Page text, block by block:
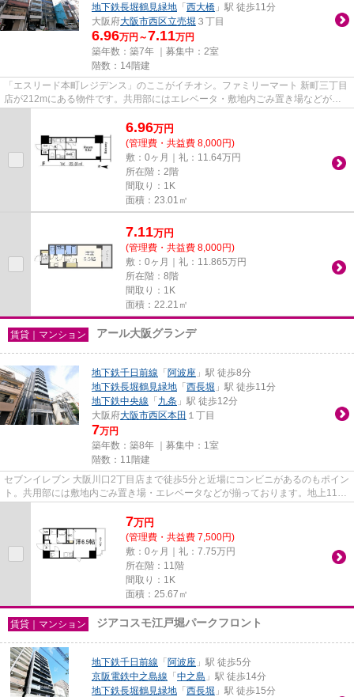
地下鉄長堀鶴見緑地 「 西大橋 」駅 徒歩11分
大阪府大阪市西区立売堀 ３丁目
6.96万円～7.11万円
築年数：築7年 ｜募集中： 2室
階数：14階建
「エスリード本町レジデンス」のここがイチオシ。ファミリーマート 新町三丁目
店が212mにある物件です。共用部にはエレベータ・敷地内ごみ置き場などが揃
6.96万円
(管理費・共益費 8,000円)
敷：0ヶ月｜礼：11.64万円
所在階：2階
間取り：1K
面積：23.01㎡
7.11万円
(管理費・共益費 8,000円)
敷：0ヶ月｜礼：11.865万円
所在階：8階
間取り：1K
面積：22.21㎡
賃貸｜マンション アール大阪グランデ
地下鉄千日前線 「 阿波座 」駅 徒歩8分
地下鉄長堀鶴見緑地 「 西長堀 」駅 徒歩11分
地下鉄中央線 「 九条 」駅 徒歩12分
大阪府大阪市西区本田 １丁目
7万円
築年数：築8年 ｜募集中： 1室
階数：11階建
セブンイレブン 大阪川口2丁目店まで徒歩5分と近場にコンビニがあるのもポイン
ト。共用部には敷地内ごみ置き場・エレベータなどが揃っております。地上11階
7万円
(管理費・共益費 7,500円)
敷：0ヶ月｜礼：7.75万円
所在階：11階
間取り：1K
面積：25.67㎡
賃貸｜マンション ジアコスモ江戸堀パークフロント
地下鉄千日前線 「 阿波座 」駅 徒歩5分
京阪電鉄中之島線 「 中之島 」駅 徒歩14分
地下鉄長堀鶴見緑地 「 西長堀 」駅 徒歩15分